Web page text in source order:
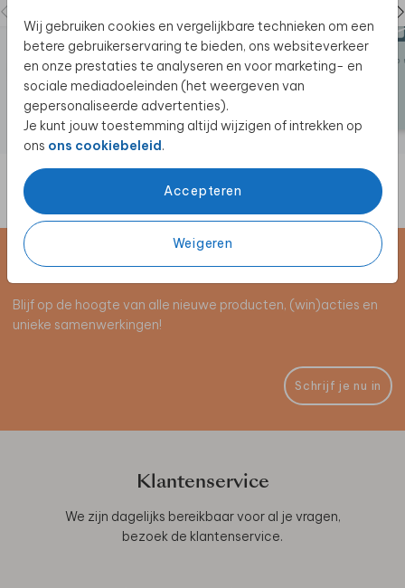
Wij gebruiken cookies en vergelijkbare technieken om een
betere gebruikerservaring te bieden, ons websiteverkeer
en onze prestaties te analyseren en voor marketing- en
sociale mediadoeleinden (het weergeven van
gepersonaliseerde advertenties).
Je kunt jouw toestemming altijd wijzigen of intrekken op
ons ons cookiebeleid.
Accepteren
Weigeren
Schrijf je in voor de nieuwsbrief
Blijf op de hoogte van alle nieuwe producten, (win)acties en
unieke samenwerkingen!
Schrijf je nu in
Klantenservice
We zijn dagelijks bereikbaar voor al je vragen,
bezoek de klantenservice.